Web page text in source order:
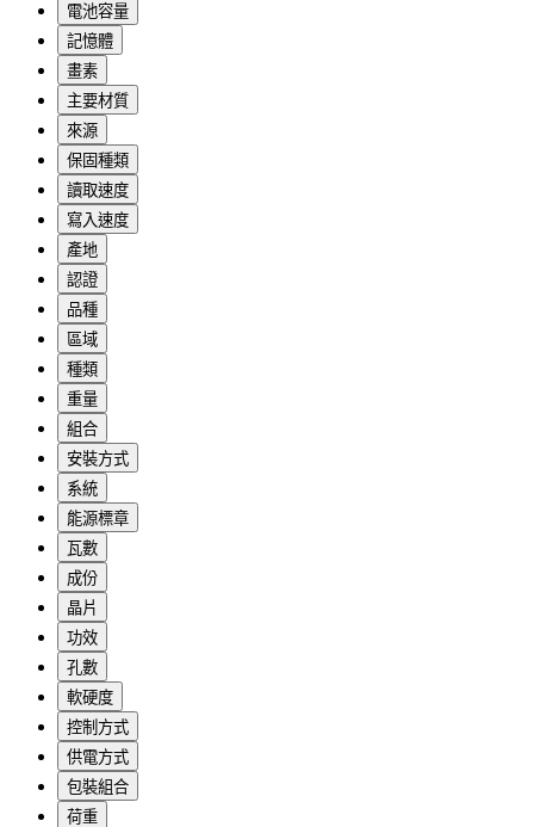
電池容量
記憶體
畫素
主要材質
來源
保固種類
讀取速度
寫入速度
產地
認證
品種
區域
種類
重量
組合
安裝方式
系統
能源標章
瓦數
成份
晶片
功效
孔數
軟硬度
控制方式
供電方式
包裝組合
荷重